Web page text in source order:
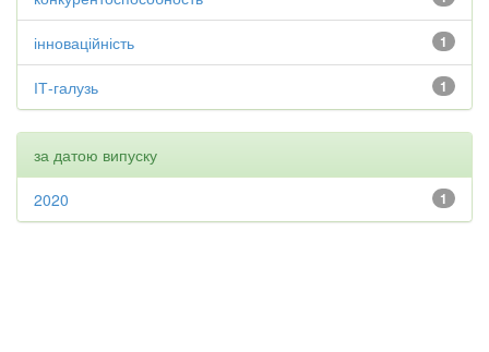
1
інноваційність
1
ІТ-галузь
за датою випуску
1
2020